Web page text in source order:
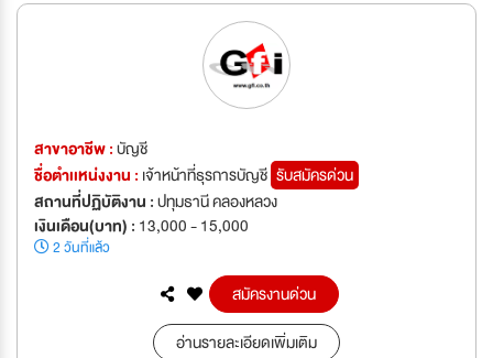
สาขาอาชีพ :บัญชี
ชื่อตำเเหน่งงาน : เจ้าหน้าที่ธุรการบัญชี รับสมัครด่วน
สถานที่ปฏิบัติงาน :ปทุมธานี คลองหลวง
เงินเดือน(บาท) : 13,000 - 15,000
2 วันที่แล้ว
สมัครงานด่วน
อ่านรายละเอียดเพิ่มเติม